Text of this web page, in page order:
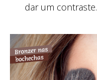
dar um contraste.